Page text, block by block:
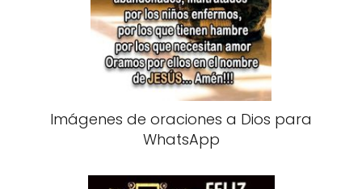
Imágenes de oraciones a Dios para
WhatsApp